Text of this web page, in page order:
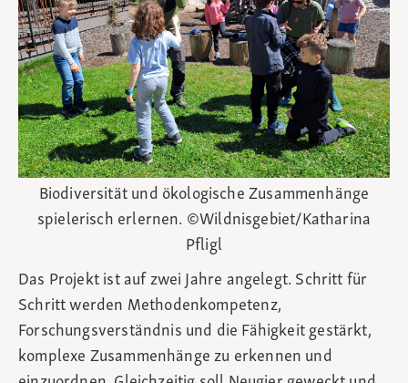
Biodiversität und ökologische Zusammenhänge
spielerisch erlernen. ©Wildnisgebiet/Katharina
Pfligl
Das Projekt ist auf zwei Jahre angelegt. Schritt für
Schritt werden Methodenkompetenz,
Forschungsverständnis und die Fähigkeit gestärkt,
komplexe Zusammenhänge zu erkennen und